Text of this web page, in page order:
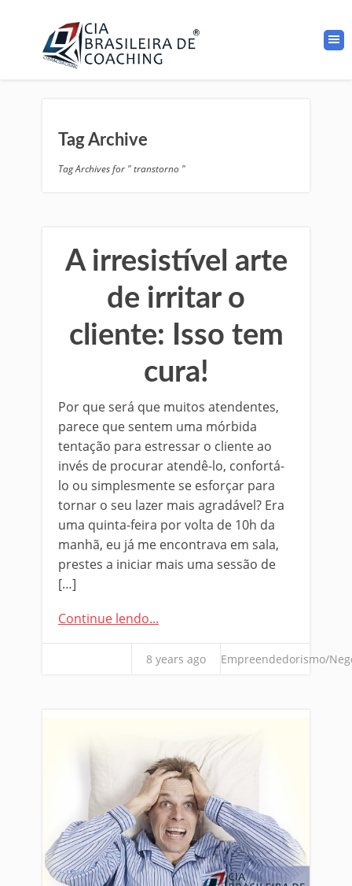
Tag Archive
Tag Archives for " transtorno "
A irresistível arte
de irritar o
cliente: Isso tem
cura!
Por que será que muitos atendentes,
parece que sentem uma mórbida
tentação para estressar o cliente ao
invés de procurar atendê-lo, confortá-
lo ou simplesmente se esforçar para
tornar o seu lazer mais agradável? Era
uma quinta-feira por volta de 10h da
manhã, eu já me encontrava em sala,
prestes a iniciar mais uma sessão de
[…]
Continue lendo...
8 years ago Empreendedorismo/